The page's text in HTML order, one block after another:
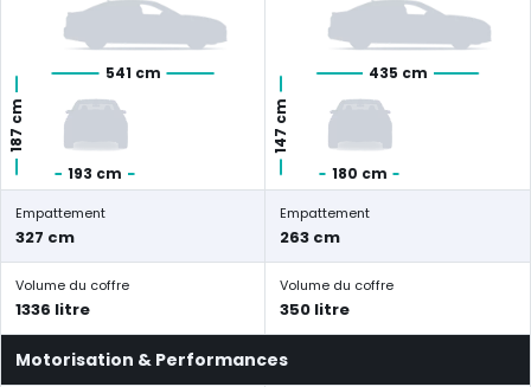
541 cm
193 cm
187 cm
435 cm
180 cm
147 cm
Empattement
327 cm
Empattement
263 cm
Volume du coffre
1336 litre
Volume du coffre
350 litre
Motorisation & Performances